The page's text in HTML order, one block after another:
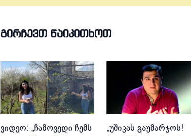
ᲒᲘᲠᲩᲔᲕᲗ ᲬᲐᲘᲙᲘᲗᲮᲝᲗ
ვიდეო: „ჩამოვედი ჩემს
„უშიკას გაუმარჯოს!